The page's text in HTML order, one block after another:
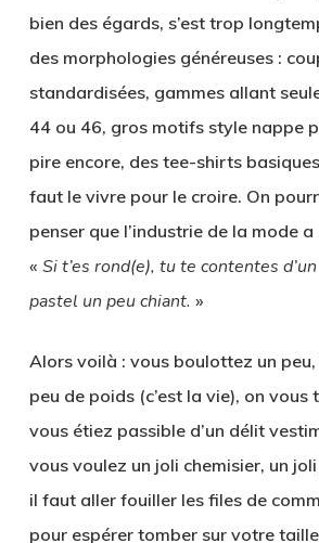
bien des égards, s’est trop
des morphologies généreuses :
standardisées, gammes allant
44 ou 46, gros motifs style nappe
pire encore, des tee-shirts
faut le vivre pour le croire. On
penser que l’industrie de la mode
« Si t’es rond(e), tu te contentes
pastel un peu chiant. »
Alors voilà : vous boulottez un
peu de poids (c’est la vie), on vous
vous étiez passible d’un délit
vous voulez un joli chemisier, un
il faut aller fouiller les files de
pour espérer tomber sur votre